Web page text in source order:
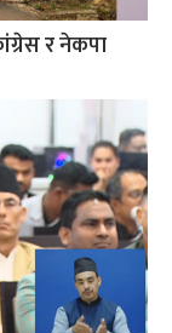
र नेकपा